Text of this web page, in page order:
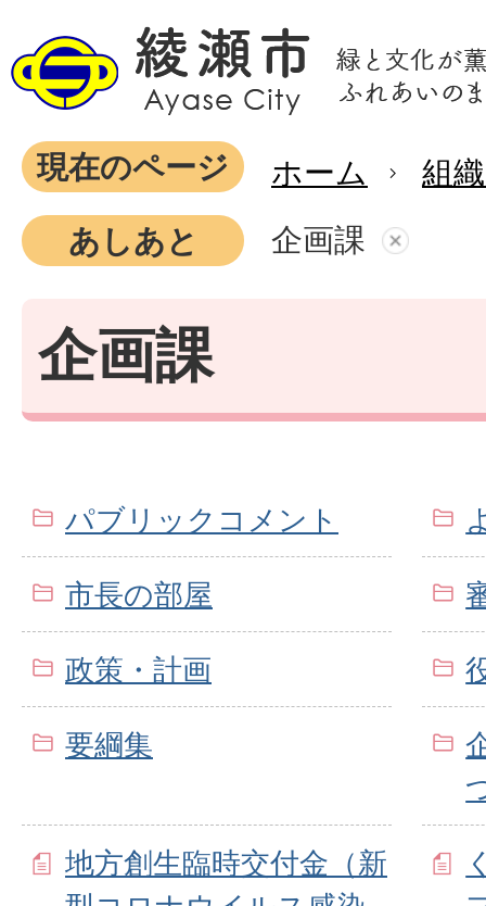
現在のページ ホーム
組
あしあと
企画課
企画課
パブリックコメント
市長の部屋
政策・計画
要綱集
地方創生臨時交付金（新